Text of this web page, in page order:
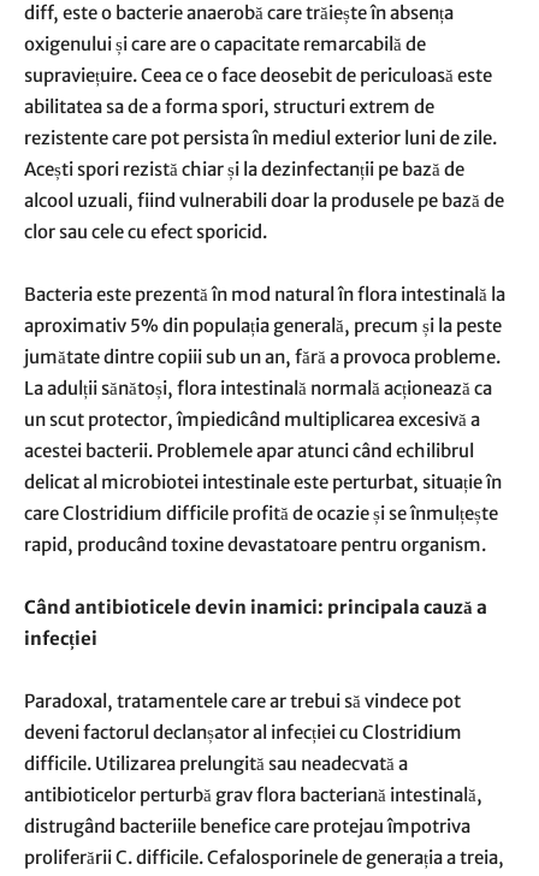
diff, este o bacterie anaerobă care trăiește în absența
oxigenului și care are o capacitate remarcabilă de
supraviețuire. Ceea ce o face deosebit de periculoasă este
abilitatea sa de a forma spori, structuri extrem de
rezistente care pot persista în mediul exterior luni de zile.
Acești spori rezistă chiar și la dezinfectanții pe bază de
alcool uzuali, fiind vulnerabili doar la produsele pe bază de
clor sau cele cu efect sporicid.
Bacteria este prezentă în mod natural în flora intestinală la
aproximativ 5% din populația generală, precum și la peste
jumătate dintre copiii sub un an, fără a provoca probleme.
La adulții sănătoși, flora intestinală normală acționează ca
un scut protector, împiedicând multiplicarea excesivă a
acestei bacterii. Problemele apar atunci când echilibrul
delicat al microbiotei intestinale este perturbat, situație în
care Clostridium difficile profită de ocazie și se înmulțește
rapid, producând toxine devastatoare pentru organism.
Când antibioticele devin inamici: principala cauză a
infecției
Paradoxal, tratamentele care ar trebui să vindece pot
deveni factorul declanșator al infecției cu Clostridium
difficile. Utilizarea prelungită sau neadecvată a
antibioticelor perturbă grav flora bacteriană intestinală,
distrugând bacteriile benefice care protejau împotriva
proliferării C. difficile. Cefalosporinele de generația a treia,